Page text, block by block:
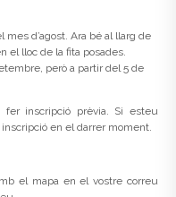
d’agost. Ara bé al llarg de
el lloc de la fita posades.
però a partir del 5 de
fer inscripció prèvia. Si esteu
en el darrer moment.
el mapa en el vostre correu